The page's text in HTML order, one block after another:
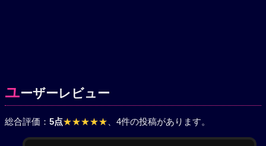
ユーザーレビュー
総合評価： 5点★★★★★ 、4件の投稿があります。